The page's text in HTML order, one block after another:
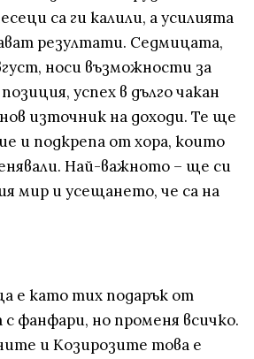
са ги калили, а усилията
резултати. Седмицата,
носи възможности за
успех в дълго чакан
източник на доходи. Те ще
и подкрепа от хора, които
Най-важното – ще си
мир и усещането, че са на
е като тих подарък от
с фанфари, но променя всичко.
и Козирозите това е